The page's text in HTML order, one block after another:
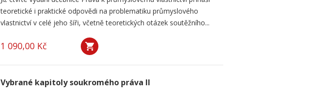
teoretické i praktické odpovědi na problematiku průmyslového
vlastnictví v celé jeho šíři, včetně teoretických otázek soutěžního...
1 090,00 Kč
Vybrané kapitoly soukromého práva II